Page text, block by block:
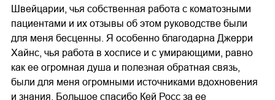
Швейцарии, чья собственная работа с коматозными
пациентами и их отзывы об этом руководстве были
для меня бесценны. Я особенно благодарна Джерри
Хайнс, чья работа в хосписе и с умирающими, равно
как ее огромная душа и полезная обратная связь,
были для меня огромными источниками вдохновения
и знания. Большое спасибо Кей Росс за ее